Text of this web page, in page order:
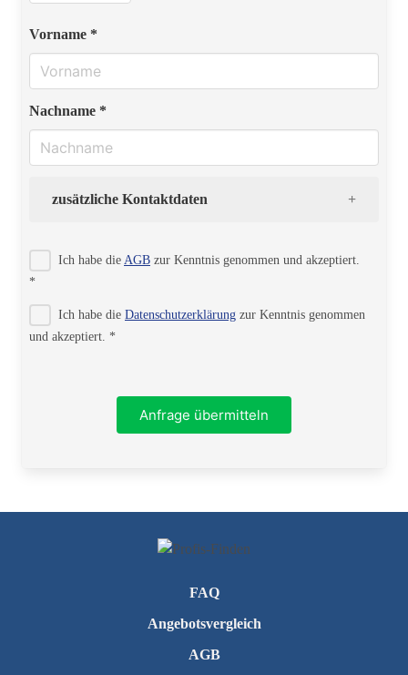
Vorname *
Nachname *
zusätzliche Kontaktdaten
Ich habe die AGB zur Kenntnis genommen und akzeptiert.
*
Ich habe die Datenschutzerklärung zur Kenntnis genommen
und akzeptiert. *
Anfrage übermitteln
FAQ
Angebotsvergleich
AGB